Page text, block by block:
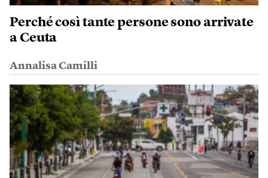
Perché così tante persone sono arrivate
a Ceuta
Annalisa Camilli